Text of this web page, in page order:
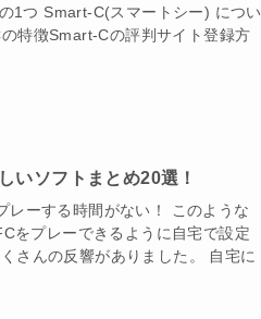
1つ Smart-C(スマートシー) につい
特徴Smart-Cの評判サイト登録方
いソフトまとめ20選！
レーする時間がない！ このような
をプレーできるように自宅で設定
さんの反響がありました。 自宅に